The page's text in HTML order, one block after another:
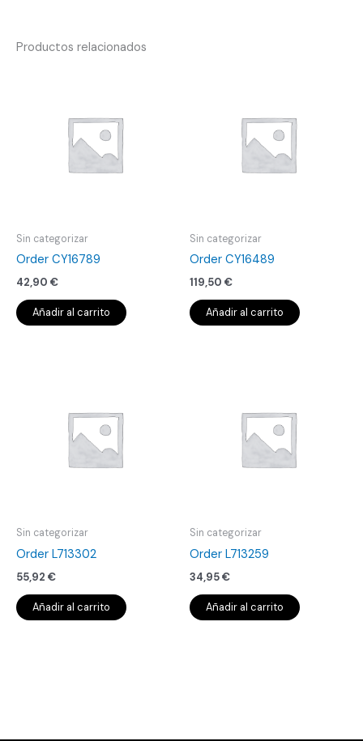
Productos relacionados
Sin categorizar
Order CY16789
42,90 €
Añadir al carrito
Sin categorizar
Order CY16489
119,50 €
Añadir al carrito
Sin categorizar
Order L713302
55,92 €
Añadir al carrito
Sin categorizar
Order L713259
34,95€
Añadir al carrito